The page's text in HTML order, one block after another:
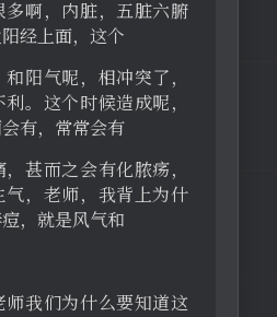
多啊，内脏，五脏六腑
经上面，这个
阳气呢，相冲突了，
。这个时候造成呢，
有，常常会有
甚而之会有化脓疡，
气，老师，我背上为什
，就是风气和
师我们为什么要知道这